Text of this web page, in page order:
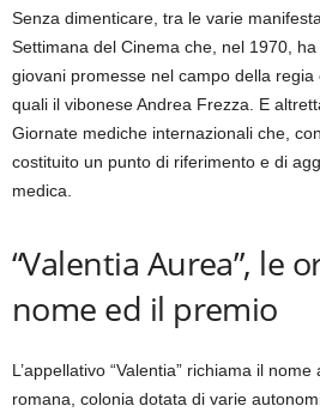
Senza dimenticare, tra le varie
Settimana del Cinema che, nel 1970,
giovani promesse nel campo della
quali il vibonese Andrea Frezza. E
Giornate mediche internazionali che,
costituito un punto di riferimento e di
medica.
“Valentia Aurea”, le
nome ed il premio
L’appellativo “Valentia” richiama il
romana, colonia dotata di varie